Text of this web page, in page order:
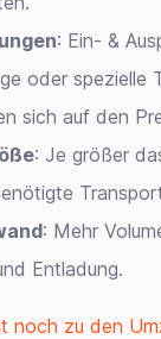
: Ein- &
oder spezielle
sich auf den
: Je größer
: Mehr
Entladung.
noch zu den